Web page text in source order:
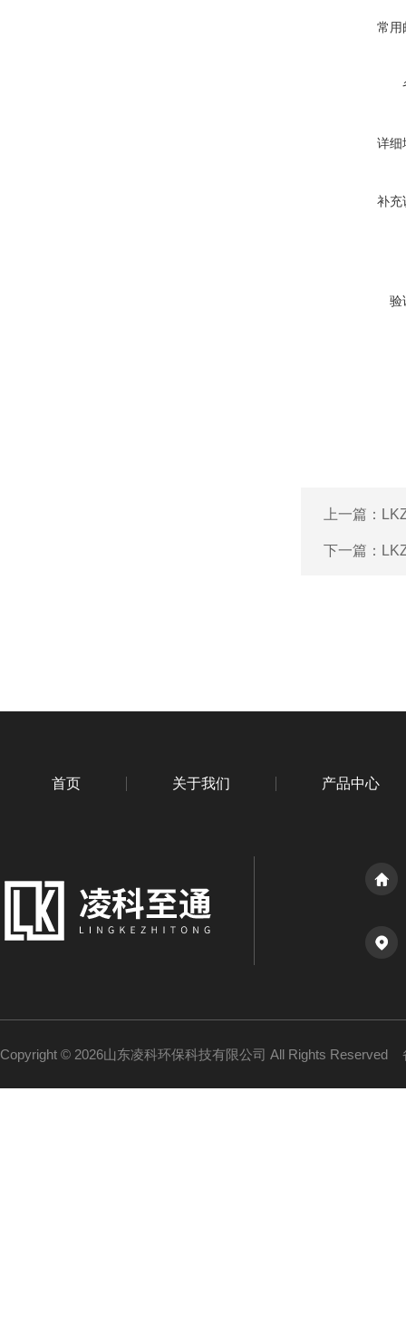
常用
详细
补充
验
上一篇：
下一篇：
首页 关于我们 产品中心
Copyright © 2026山东凌科环保科技有限公司 All Rights Reserved